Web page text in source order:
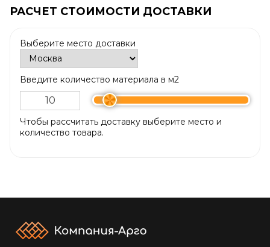
РАСЧЕТ СТОИМОСТИ ДОСТАВКИ
Выберите место доставки
Введите количество материала в м2
Чтобы рассчитать доставку выберите место и
количество товара.